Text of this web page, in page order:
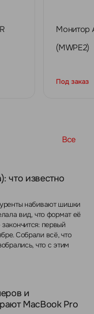
Монитор
(MWPE2)
Под заказ
Все
что известно
набивают шишки
вид, что формат её
первый
Собрали всё, что
что с этим
и
MacBook Pro